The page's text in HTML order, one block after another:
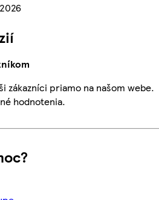
zákazníci priamo na našom webe.
hodnotenia.